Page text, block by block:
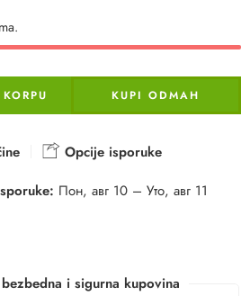
KUPI ODMAH
Opcije isporuke
Пон, авг 10 – Уто, авг 11
i sigurna kupovina